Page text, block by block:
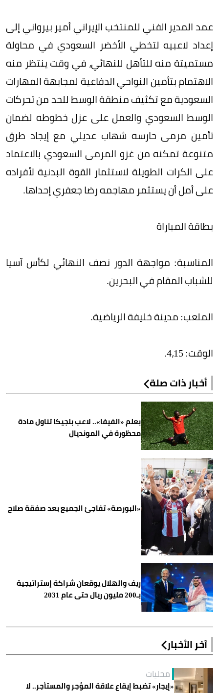
عمد المدير الفني للمنتخب الإيراني أمير بيرواني إلى
إعداد لاعبيه لتخطي الأخضر السعودي في محاولة
مستميتة منه للتأهل للنهائي، في وقت ينتظر منه
الاهتمام بتأمين النواحي الدفاعية لمجابهة المهارات
السعودية مع تكثيف منطقة الوسط للحد من تحركات
الوسط السعودي والعمل على عزل خطوطه لضمان
تأمين مرمى حارسه شهاب عديلي مع إيجاد طرق
متنوعة تمكنه من غزو المرمى السعودي بالاعتماد
على الكرات الطويلة لاستثمار القوة البدنية لأفراده
على أمل أن يستثمر مهاجمه رضا جعفري إحداها.
بطاقة المباراة
المناسبة: مواجهة الدور نصف النهائي لكأس آسيا
للشباب المقام في البحرين.
الملعب: مدينة خليفة الرياضية.
الوقت: 4،15.
أخبار ذات صلة
بعلم «الفيفا».. لاعب بلجيكا تناول مادة
محظورة في المونديال
«البورصة» تفاجئ الجميع بعد صفقة صلاح
ريف والهلال يوقعان شراكة إستراتيجية
بـ200 مليون ريال حتى عام 2031
آخر الأخبار
محليات
«إيجار» تضبط إيقاع علاقة المؤجر والمستأجر.. لا